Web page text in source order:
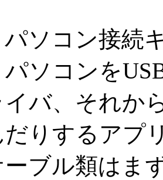
ソコン接続
パソコンを
イバ、それか
だりするアプ
ーブル類はま